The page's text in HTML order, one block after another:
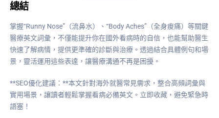
總結
掌握“Runny Nose”（流鼻水）、“Body Aches”（全身痠痛）等關鍵
醫療英文詞彙，不僅能提升你在國外看病時的自信，也能幫助醫生
快速了解病情，提供更準確的診斷與治療。透過結合具體例句和場
景，靈活運用這些表達，讓醫療溝通不再是困擾。
**SEO優化建議：**本文針對海外就醫常見需求，整合高頻詞彙與
實用場景，讓讀者輕鬆掌握看病必備英文。立即收藏，避免緊急時
語塞！